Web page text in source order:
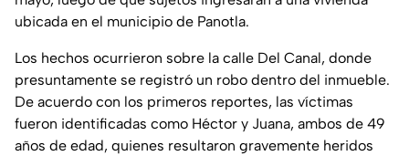
ubicada en el municipio de Panotla.
Los hechos ocurrieron sobre la calle Del Canal, donde
presuntamente se registró un robo dentro del inmueble.
De acuerdo con los primeros reportes, las víctimas
fueron identificadas como Héctor y Juana, ambos de 49
años de edad, quienes resultaron gravemente heridos